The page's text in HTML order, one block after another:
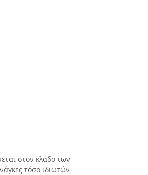
στον κλάδο των
τόσο ιδιωτών